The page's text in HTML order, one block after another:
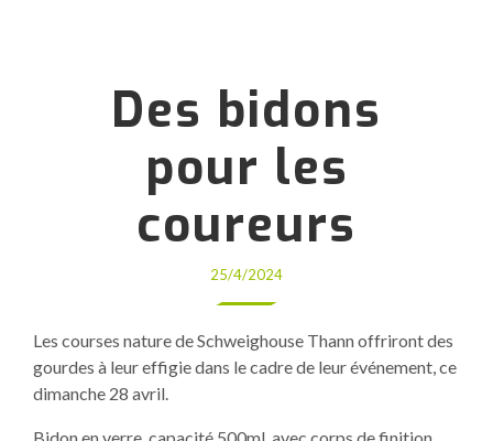
Des bidons
pour les
coureurs
25/4/2024
Les courses nature de Schweighouse Thann offriront des
gourdes à leur effigie dans le cadre de leur événement, ce
dimanche 28 avril.